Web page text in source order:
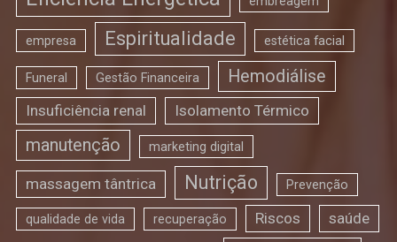
empresa Espiritualidade estética facial
Funeral Gestão Financeira Hemodiálise
Insuficiência renal Isolamento Térmico
manutenção marketing digital
massagem tântrica Nutrição Prevenção
qualidade de vida recuperação Riscos saúde